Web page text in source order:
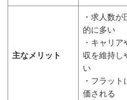
主なメリット
・求人数が
的に多い
・キャリア
収を維持し
い
・フラット
価される